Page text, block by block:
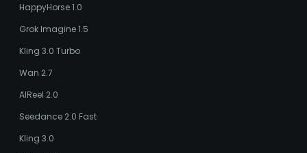
HappyHorse 1.0
Grok Imagine 1.5
Kling 3.0 Turbo
Wan 2.7
AIReel 2.0
Seedance 2.0 Fast
Kling 3.0